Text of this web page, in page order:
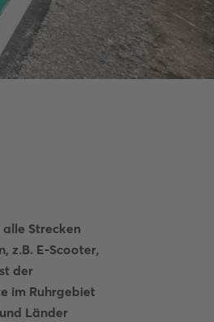
Strecken
z.B. E-Scooter,
der
im Ruhrgebiet
Länder